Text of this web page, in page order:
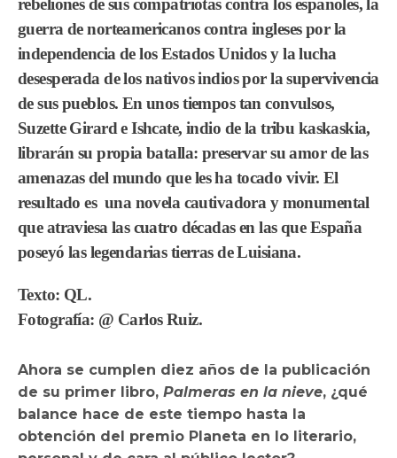
rebeliones de sus compatriotas contra los españoles, la
guerra de norteamericanos contra ingleses por la
independencia de los Estados Unidos y la lucha
desesperada de los nativos indios por la supervivencia
de sus pueblos. En unos tiempos tan convulsos,
Suzette Girard e Ishcate, indio de la tribu kaskaskia,
librarán su propia batalla: preservar su amor de las
amenazas del mundo que les ha tocado vivir. El
resultado es una novela cautivadora y monumental
que atraviesa las cuatro décadas en las que España
poseyó las legendarias tierras de Luisiana.
Texto: QL.
Fotografía: @ Carlos Ruiz.
Ahora se cumplen diez años de la publicación
de su primer libro,Palmeras en la nieve, ¿qué
balance hace de este tiempo hasta la
obtención del premio Planeta en lo literario,